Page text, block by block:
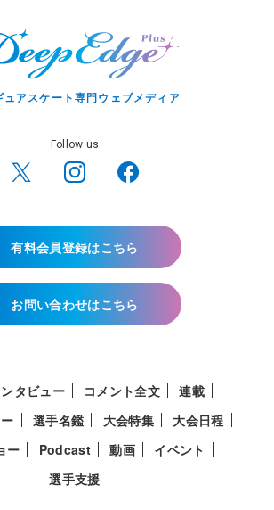
ュアスケート専門ウェブメディア
Follow us
有料会員登録はこちら
お問い合わせはこちら
タビュー コメント全文
連載
選手名鑑 大会特集
大会日程
ー
Podcast 動画
イベント
選手支援